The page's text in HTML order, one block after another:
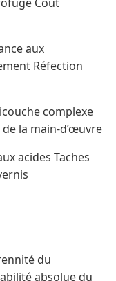
aux
Réfection
complexe
la main-d’œuvre
acides Taches
du
absolue du